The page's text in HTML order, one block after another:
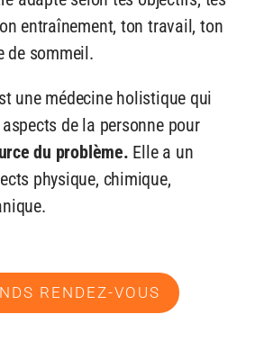
entraînement, ton travail, ton
de sommeil.
une médecine holistique qui
de la personne pour
du problème. Elle a un
physique, chimique,
RENDEZ-VOUS